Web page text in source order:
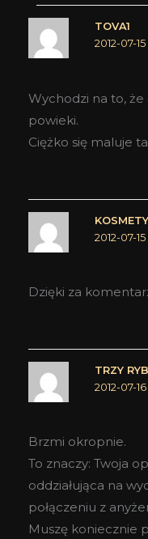
TOVA1
2012-07-
Wychodzi na to,
powieki.
Ciężko się maluje
2012-07-
Dzięki za
TRZY
2012-07-
Brzmi okropnie.
To znaczy: Twoja
oddziałująca na
połączeniu z
Muszę koniecznie